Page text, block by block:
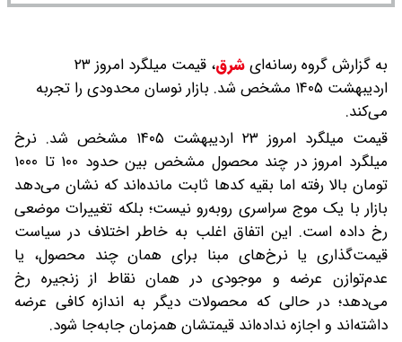
به گزارش گروه رسانه‌ایشرق،
قیمت میلگرد امروز ۲۳
اردیبهشت ۱۴۰۵ مشخص شد. بازار نوسان محدودی را تجربه
می‌کند.
قیمت میلگرد امروز ۲۳ اردیبهشت ۱۴۰۵ مشخص شد. نرخ
میلگرد امروز در چند محصول مشخص بین حدود ۱۰۰ تا ۱۰۰۰
تومان بالا رفته اما بقیه کدها ثابت مانده‌اند که نشان می‌دهد
بازار با یک موج سراسری روبه‌رو نیست؛ بلکه تغییرات موضعی
رخ داده است. این اتفاق اغلب به خاطر اختلاف در سیاست
قیمت‌گذاری یا نرخ‌های مبنا برای همان چند محصول، یا
عدم‌توازن عرضه و موجودی در همان نقاط از زنجیره رخ
می‌دهد؛ در حالی که محصولات دیگر به اندازه کافی عرضه
داشته‌اند و اجازه نداده‌اند قیمتشان همزمان جابه‌جا شود.